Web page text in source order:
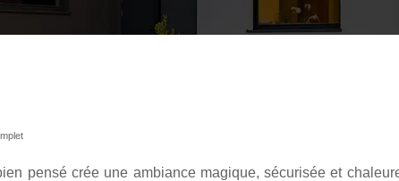
pensé crée une ambiance magique, sécurisée et